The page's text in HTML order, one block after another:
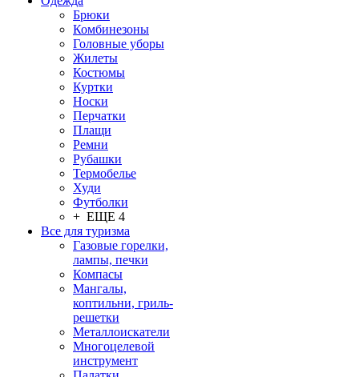
Брюки
Комбинезоны
Головные уборы
Жилеты
Костюмы
Куртки
Носки
Перчатки
Плащи
Ремни
Рубашки
Термобелье
Худи
Футболки
+ ЕЩЕ 4
Все для туризма
Газовые горелки,
лампы, печки
Компасы
Мангалы,
коптильни, гриль-
решетки
Металлоискатели
Многоцелевой
инструмент